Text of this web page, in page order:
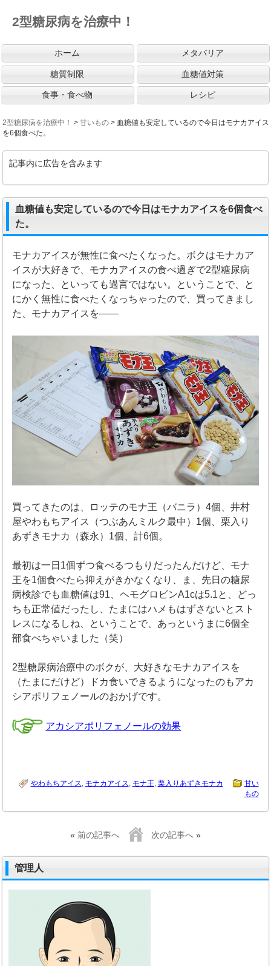
2型糖尿病を治療中！
ホーム メタバリア
糖質制限 血糖値対策
食事・食べ物 レシピ
2型糖尿病を治療中！ >甘いもの > 血糖値も安定しているので今日はモナカアイス
を6個食べた。
記事内に広告を含みます
血糖値も安定しているので今日はモナカアイスを6個食べ
た。
モナカアイスが無性に食べたくなった。ボクはモナカア
イスが大好きで、モナカアイスの食べ過ぎで2型糖尿病
になった、といっても過言ではない。ということで、と
にかく無性に食べたくなっちゃったので、買ってきまし
た、モナカアイスを――
買ってきたのは、ロッテのモナ王（バニラ）4個、井村
屋やわもちアイス（つぶあんミルク最中）1個、栗入り
あずきモナカ（森永）1個、計6個。
最初は一日1個ずつ食べるつもりだったんだけど、モナ
王を1個食べたら抑えがきかなくなり、ま、先日の糖尿
病検診でも血糖値は91、ヘモグロビンA1cは5.1と、どっ
ちも正常値だったし、たまにはハメもはずさないとスト
レスになるしね、ということで、あっというまに6個全
部食べちゃいました（笑）
2型糖尿病治療中のボクが、大好きなモナカアイスを
（たまにだけど）ドカ食いできるようになったのもアカ
シアポリフェノールのおかげです。
アカシアポリフェノールの効果
やわもちアイス, モナカアイス, モナ王, 栗入りあずきモナカ
甘い
もの
« 前の記事へ 次の記事へ »
管理人